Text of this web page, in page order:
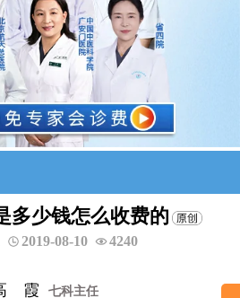
多少钱怎么收费的
2019-08-10 4240
主任